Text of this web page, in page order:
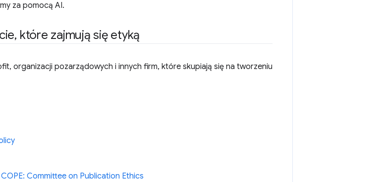
za pomocą AI.
, które zajmują się etyką
organizacji pozarządowych i innych firm, które skupiają się na tworzeniu
Committee on Publication Ethics